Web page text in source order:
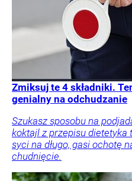
Zmiksuj te 4 składniki.
genialny na odchudzanie
Szukasz sposobu na
koktajl z przepisu dietetyka
syci na długo, gasi ochotę
chudnięcie.